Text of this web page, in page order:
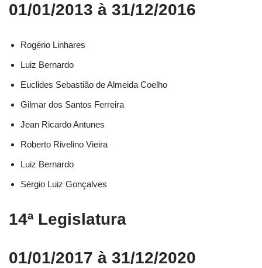
01/01/2013 à 31/12/2016
Rogério Linhares​
Luiz Bernardo​
Euclides Sebastião de Almeida Coelho​
Gilmar dos Santos Ferreira​
Jean Ricardo Antunes​
Roberto Rivelino Vieira​
Luiz Bernardo​
Sérgio Luiz Gonçalves​
14ª Legislatura
01/01/2017 à 31/12/2020